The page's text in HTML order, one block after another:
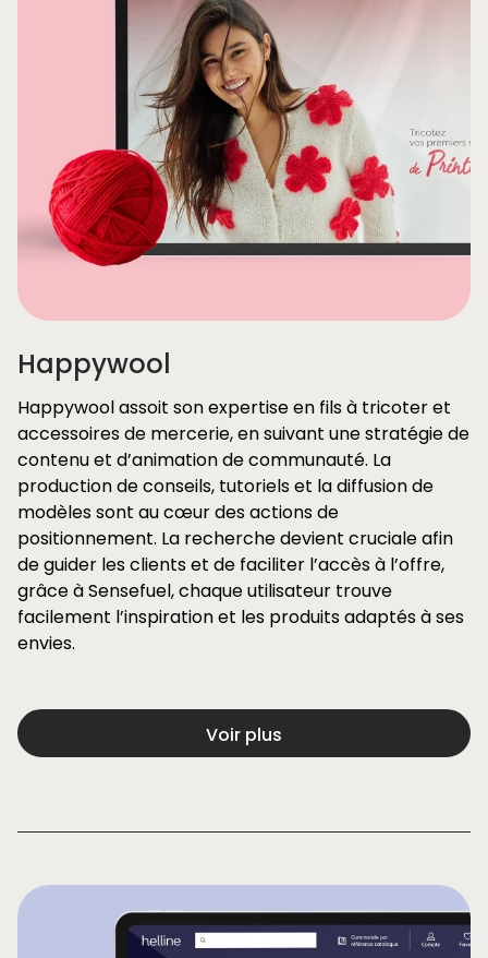
Happywool
Happywool assoit son expertise en fils à tricoter et
accessoires de mercerie, en suivant une stratégie de
contenu et d’animation de communauté. La
production de conseils, tutoriels et la diffusion de
modèles sont au cœur des actions de
positionnement. La recherche devient cruciale afin
de guider les clients et de faciliter l’accès à l’offre,
grâce à Sensefuel, chaque utilisateur trouve
facilement l’inspiration et les produits adaptés à ses
envies.
Voir plus